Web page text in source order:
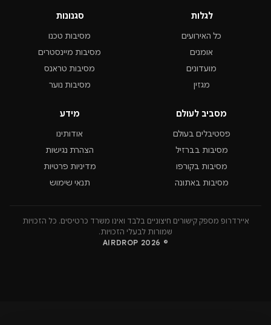
לגלות
כל האירועים
אומנים
מועדונים
מגזין
סגנונות
מסיבות טכנו
מסיבות מיינסטרים
מסיבות טראנס
מסיבות נוער
מסביב לעולם
פסטיבלים בעולם
מסיבות בברזיל
מסיבות בקורפו
מסיבות באתונה
מידע
אודותינו
הצהרת נגישות
מדיניות פרטיות
תנאי שימוש
איירדרופ מספק קישורים חיצוניים בלבד ואינו משרד כרטיסים. כל הזכויות
שמורות לבעלי הזכויות.
© 2026 AIRDROP